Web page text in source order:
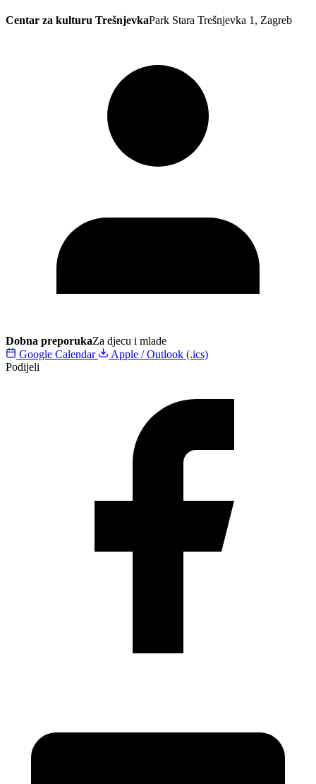
Centar za kulturu TrešnjevkaPark Stara Trešnjevka 1, Zagreb
Dobna preporukaZa djecu i mlade
Google Calendar
Apple / Outlook (.ics)
Podijeli